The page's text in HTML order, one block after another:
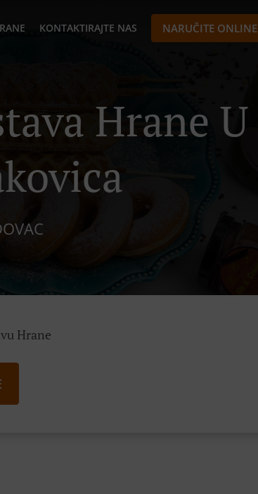
KONTAKTIRAJTE NAS NARUČITE ONLINE
Hrane U
Hrane